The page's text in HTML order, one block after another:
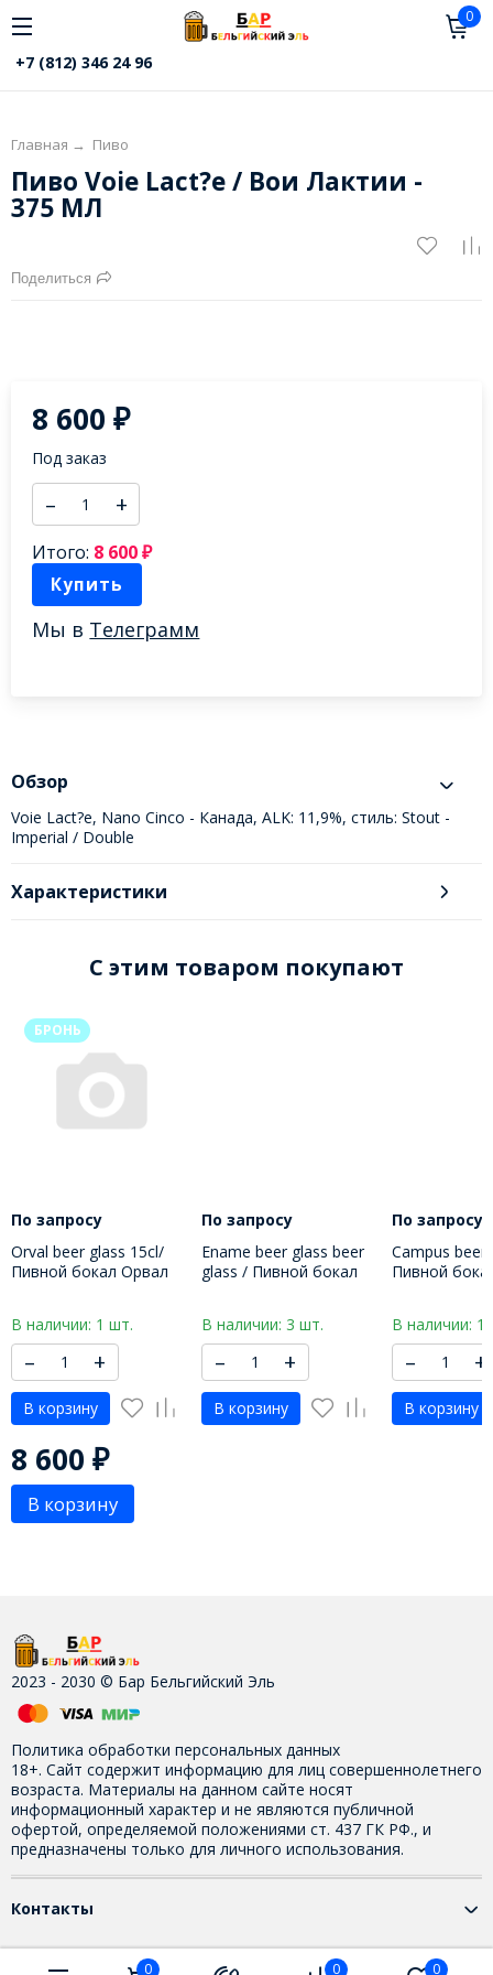
0
+7 (812) 346 24 96
Главная → Пиво
Пиво Voie Lact?e / Вои Лактии -
375 МЛ
Поделиться
8 600₽
Под заказ
– +
Итого: 8 600₽
Купить
Мы в Телеграмм
Обзор
Voie Lact?e, Nano Cinco - Канада, ALK: 11,9%, стиль: Stout -
Imperial / Double
Характеристики
C этим товаром покупают
БРОНЬ
По запросу
Orval beer glass 15cl/
Пивной бокал Орвал
В наличии: 1 шт.
– +
В корзину
По запросу
Ename beer glass beer
glass / Пивной бокал
В наличии: 3 шт.
– +
В корзину
По запросу
Campus beer
Пивной
В наличии: 1
– +
В корзину
8 600 ₽
В корзину
2023 - 2030 © Бар Бельгийский Эль
Политика обработки персональных данных
18+. Сайт содержит информацию для лиц совершеннолетнего
возраста. Материалы на данном сайте носят
информационный характер и не являются публичной
офертой, определяемой положениями ст. 437 ГК РФ., и
предназначены только для личного использования.
Контакты
0 0 0